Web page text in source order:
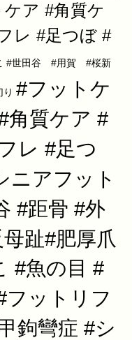
ア #角質ケ
レ #足つぼ #
#世田谷 #用賀 #桜新
#フットケ
角質ケア #
レ #足つ
ニアフット
#距骨 #外
趾#肥厚爪
#魚の目 #
フットリフ
鉤彎症 #シ